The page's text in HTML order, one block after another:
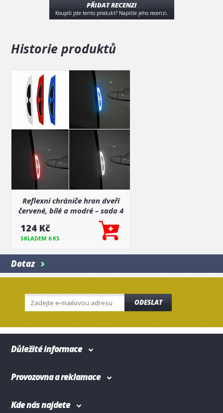
PŘIDAT RECENZI
Koupili jste tento produkt? Napište jeho recenzi.
Historie produktů
Reflexní chrániče hran dveří
červené, bílé a modré – sada 4
124 Kč
SKLADEM 6 KS
Dotaz
ODESLAT
Důležité informace
Provozovna a reklamace
Kde nás najdete